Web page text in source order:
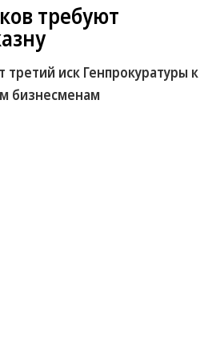
требуют
третий иск Генпрокуратуры к
бизнесменам